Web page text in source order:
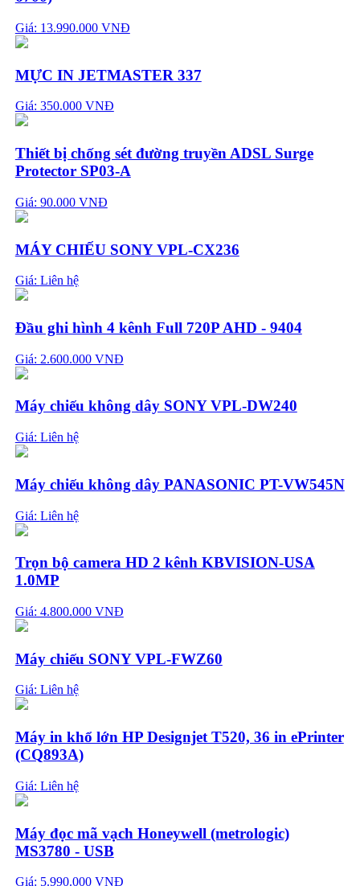
Giá: 13.990.000 VNĐ
MỰC IN JETMASTER 337
Giá: 350.000 VNĐ
Thiết bị chống sét đường truyền ADSL Surge
Protector SP03-A
Giá: 90.000 VNĐ
MÁY CHIẾU SONY VPL-CX236
Giá: Liên hệ
Đầu ghi hình 4 kênh Full 720P AHD - 9404
Giá: 2.600.000 VNĐ
Máy chiếu không dây SONY VPL-DW240
Giá: Liên hệ
Máy chiếu không dây PANASONIC PT-VW545N
Giá: Liên hệ
Trọn bộ camera HD 2 kênh KBVISION-USA
1.0MP
Giá: 4.800.000 VNĐ
Máy chiếu SONY VPL-FWZ60
Giá: Liên hệ
Máy in khổ lớn HP Designjet T520, 36 in ePrinter
(CQ893A)
Giá: Liên hệ
Máy đọc mã vạch Honeywell (metrologic)
MS3780 - USB
Giá: 5.990.000 VNĐ